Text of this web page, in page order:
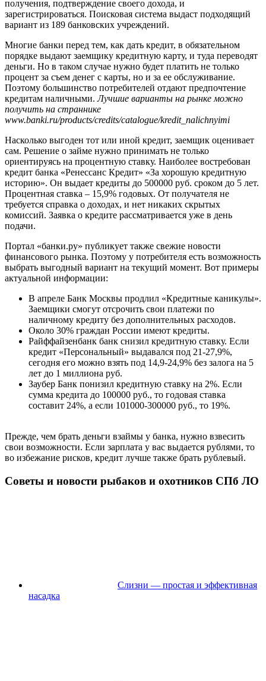
получения, подтверждение своего дохода, и
зарегистрироваться. Поисковая система выдаст подходящий
вариант из 189 банковских учреждений.
Многие банки перед тем, как дать кредит, в обязательном
порядке выдают заемщику кредитную карту, и туда переводят
деньги. Но в таком случае нужно будет платить не только
процент за съем денег с карты, но и за ее обслуживание.
Поэтому большинство потребителей отдают предпочтение
кредитам наличными.Лучшие варианты на рынке можно
получить на страннике
www.banki.ru/products/credits/catalogue/kredit_nalichnyimi
Насколько выгоден тот или иной кредит, заемщик оценивает
сам. Решение о займе нужно принимать не только
ориентируясь на процентную ставку. Наиболее востребован
кредит банка «Ренессанс Кредит» «За хорошую кредитную
историю». Он выдает кредиты до 500000 руб. сроком до 5 лет.
Процентная ставка – 15,9% годовых. От получателя не
требуется справка о доходах, и нет никаких скрытых
комиссий. Заявка о кредите рассматривается уже в день
подачи.
Портал «банки.ру» публикует также свежие новости
финансового рынка. Поэтому у потребителя есть возможность
выбрать выгодный вариант на текущий момент. Вот примеры
актуальной информации:
В апреле Банк Москвы продлил «Кредитные каникулы».
Заемщики смогут отсрочить свои платежи по
наличному кредиту без дополнительных расходов.
Около 30% граждан России имеют кредиты.
Райффайзенбанк банк снизил кредитную ставку. Если
кредит «Персональный» выдавался под 21-27,9%,
сегодня его можно взять под 14,9-24,9% без залога на 5
лет до 1 миллиона руб.
Заубер Банк понизил кредитную ставку на 2%. Если
сумма кредита до 100000 руб., то годовая ставка
составит 24%, а если 101000-300000 руб., то 19%.
Прежде, чем брать деньги взаймы у банка, нужно взвесить
свои возможности. Если зарплата у вас выдается рублями, то
во избежание рисков, кредит лучше также брать рублевый.
Советы и новости рыбаков и охотников СПб ЛО
Слизни — простая и эффективная
насадка